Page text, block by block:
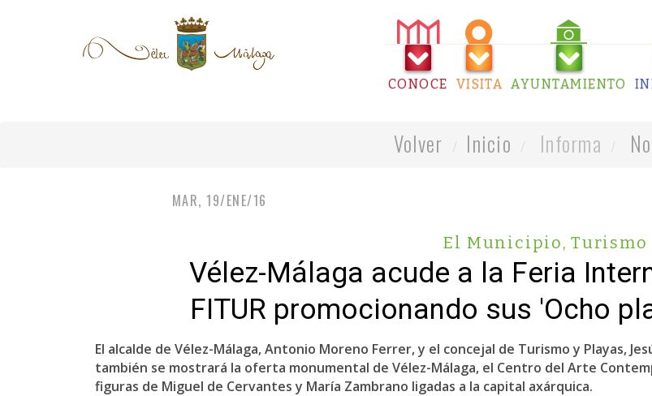
CONOCE VISITA AYUNTAMIENTO
Volver Inicio Informa
MAR, 19/ENE/16
El Municipio, Turismo
Vélez-Málaga acude a la Feria
FITUR promocionando sus 'Ocho
El alcalde de Vélez-Málaga, Antonio Moreno Ferrer, y el concejal de Turismo y Playas,
también se mostrará la oferta monumental de Vélez-Málaga, el Centro del Arte
figuras de Miguel de Cervantes y María Zambrano ligadas a la capital axárquica.